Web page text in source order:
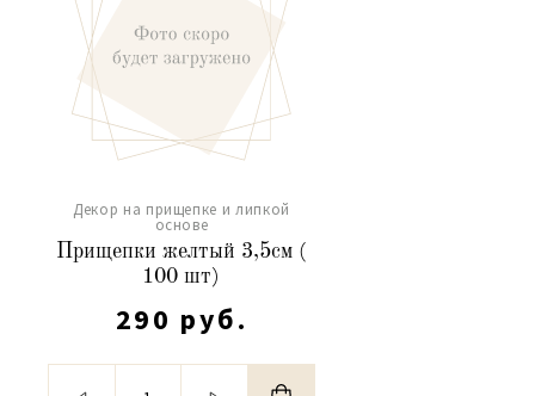
Декор на прищепке и липкой
основе
Прищепки желтый 3,5см (
100 шт)
290 руб.